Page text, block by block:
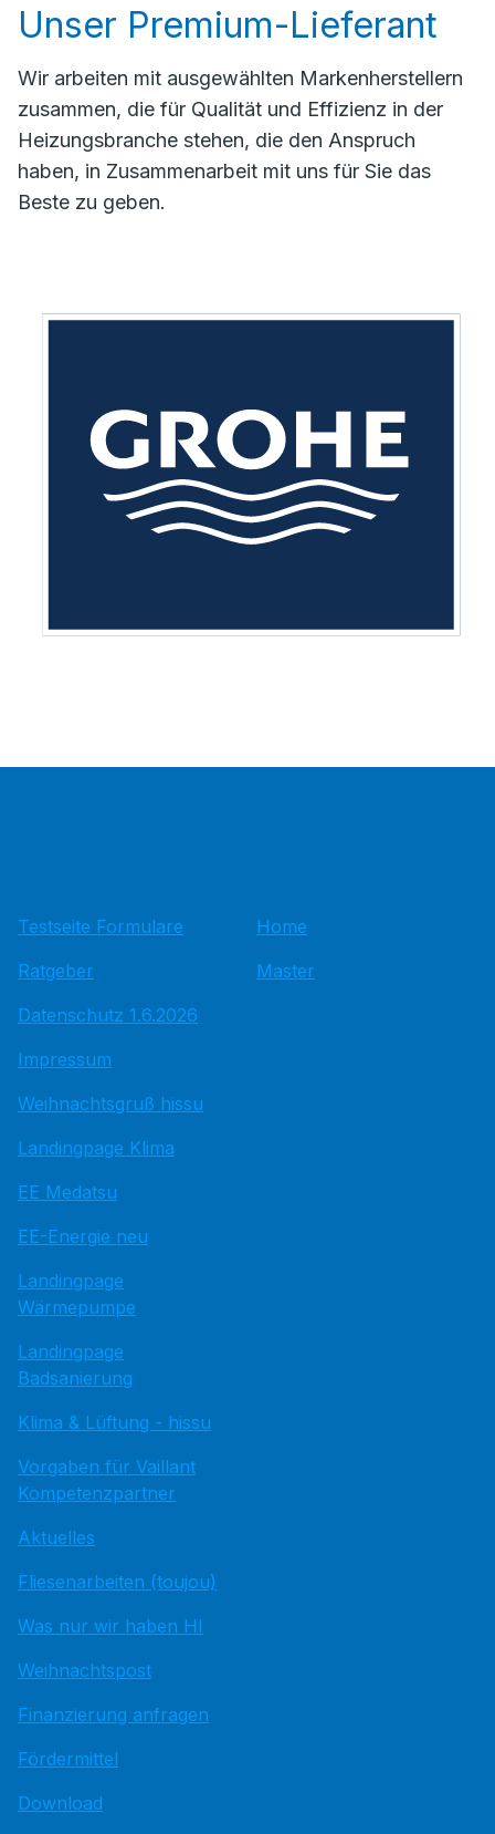
Unser Premium-Lieferant
Wir arbeiten mit ausgewählten Markenherstellern
zusammen, die für Qualität und Effizienz in der
Heizungsbranche stehen, die den Anspruch
haben, in Zusammenarbeit mit uns für Sie das
Beste zu geben.
Testseite Formulare
Ratgeber
Datenschutz 1.6.2026
Impressum
Weihnachtsgruß hissu
Landingpage Klima
EE Medatsu
EE-Energie neu
Landingpage
Wärmepumpe
Landingpage
Badsanierung
Klima & Lüftung - hissu
Vorgaben für Vaillant
Kompetenzpartner
Aktuelles
Fliesenarbeiten (toujou)
Was nur wir haben HI
Weihnachtspost
Finanzierung anfragen
Fördermittel
Download
Home
Master